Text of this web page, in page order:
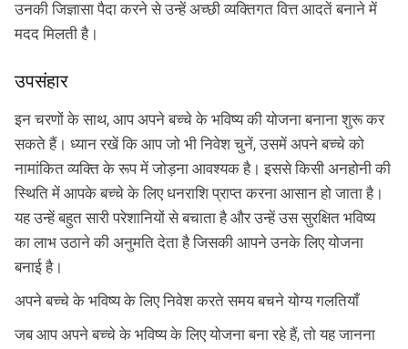
Plan Smarter, Live Better!
GET A CALL BACK!
I agree to theTerms of Usageand Privacy Policyand by submitting my
contact details here, I override my NDNC registration and authorize ABSLI
and its authorized representatives to contact me by phone/e-
mail/SMS/WhatsApp for further assistance and information about this
proposal and resulting insurance policy.
^ Provided 0 year deferment & Annually in Advance payout frequency is
chosen at the time of inception of the policy. Annually in Advance payout
frequency is only available in "Annual" premium payment mode.
yrs invests in ABSLI Nishchit Aayush Plan with Level Income + Lumpsum
उनकी जिज्ञासा पैदा करने से उन्हें अच्छी व्यक्तिगत वित्त आदतें बनाने में
मदद मिलती है।
उपसंहार
इन चरणों के साथ, आप अपने बच्चे के भविष्य की योजना बनाना शुरू कर
सकते हैं। ध्यान रखें कि आप जो भी निवेश चुनें, उसमें अपने बच्चे को
नामांकित व्यक्ति के रूप में जोड़ना आवश्यक है। इससे किसी अनहोनी की
स्थिति में आपके बच्चे के लिए धनराशि प्राप्त करना आसान हो जाता है।
यह उन्हें बहुत सारी परेशानियों से बचाता है और उन्हें उस सुरक्षित भविष्य
का लाभ उठाने की अनुमति देता है जिसकी आपने उनके लिए योजना
बनाई है।
अपने बच्चे के भविष्य के लिए निवेश करते समय बचने योग्य गलतियाँ
जब आप अपने बच्चे के भविष्य के लिए योजना बना रहे हैं, तो यह जानना